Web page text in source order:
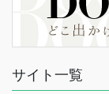
サイト一覧